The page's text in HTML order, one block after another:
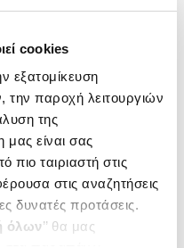
cookies
εξατομίκευση
την παροχή λειτουργιών
της
μας είναι σας
ταιριαστή στις
στις αναζητήσεις
δυνατές προτάσεις.
όλων’’ θα μας